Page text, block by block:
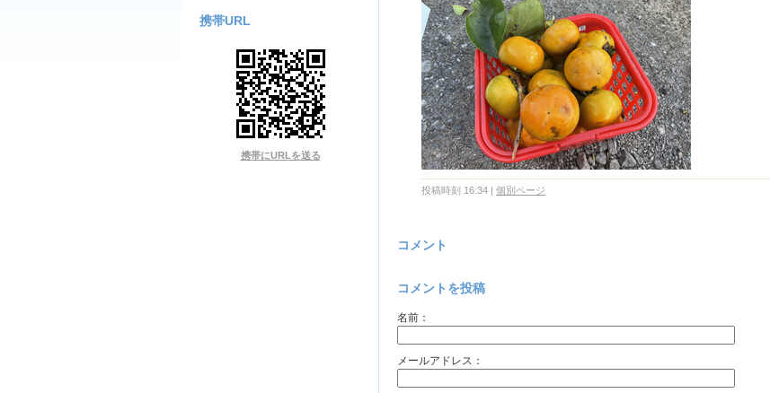
携帯URL
携帯にURLを送る
投稿時刻 16:34 | 個別ページ
コメント
コメントを投稿
名前：
メールアドレス：